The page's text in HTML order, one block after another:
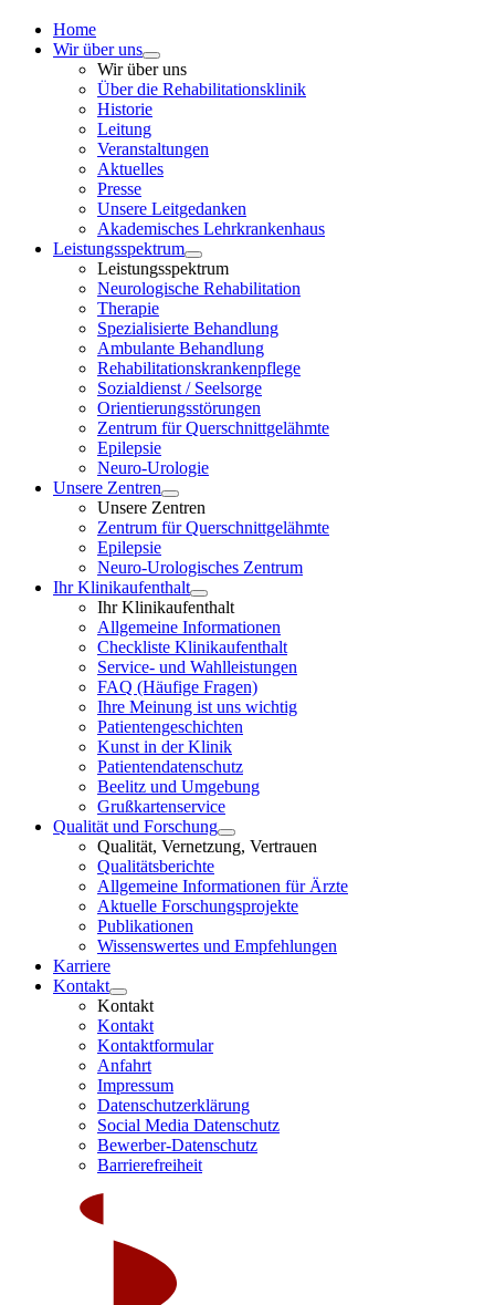
Home
Wir über uns
Wir über uns
Über die Rehabilitationsklinik
Historie
Leitung
Veranstaltungen
Aktuelles
Presse
Unsere Leitgedanken
Akademisches Lehrkrankenhaus
Leistungsspektrum
Leistungsspektrum
Neurologische Rehabilitation
Therapie
Spezialisierte Behandlung
Ambulante Behandlung
Rehabilitationskrankenpflege
Sozialdienst / Seelsorge
Orientierungsstörungen
Zentrum für Querschnittgelähmte
Epilepsie
Neuro-Urologie
Unsere Zentren
Unsere Zentren
Zentrum für Querschnittgelähmte
Epilepsie
Neuro-Urologisches Zentrum
Ihr Klinikaufenthalt
Ihr Klinikaufenthalt
Allgemeine Informationen
Checkliste Klinikaufenthalt
Service- und Wahlleistungen
FAQ (Häufige Fragen)
Ihre Meinung ist uns wichtig
Patientengeschichten
Kunst in der Klinik
Patientendatenschutz
Beelitz und Umgebung
Grußkartenservice
Qualität und Forschung
Qualität, Vernetzung, Vertrauen
Qualitätsberichte
Allgemeine Informationen für Ärzte
Aktuelle Forschungsprojekte
Publikationen
Wissenswertes und Empfehlungen
Karriere
Kontakt
Kontakt
Kontakt
Kontaktformular
Anfahrt
Impressum
Datenschutzerklärung
Social Media Datenschutz
Bewerber-Datenschutz
Barrierefreiheit